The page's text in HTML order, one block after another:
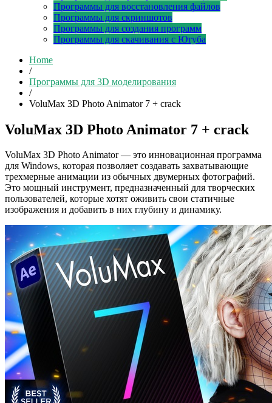
Программы для восстановления файлов
Программы для скриншотов
Программы для создания программ
Программы для скачивания с Ютуба
Home
/
Программы для 3D моделирования
/
VoluMax 3D Photo Animator 7 + crack
VoluMax 3D Photo Animator 7 + crack
VoluMax 3D Photo Animator — это инновационная программа
для Windows, которая позволяет создавать захватывающие
трехмерные анимации из обычных двумерных фотографий.
Это мощный инструмент, предназначенный для творческих
пользователей, которые хотят оживить свои статичные
изображения и добавить в них глубину и динамику.